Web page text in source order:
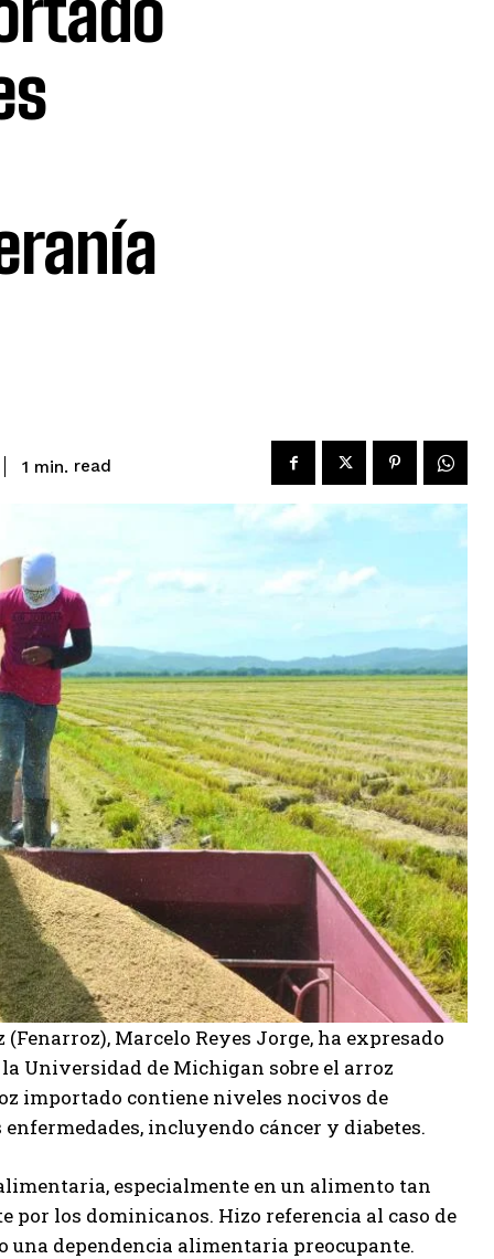
1 min. read
Marcelo Reyes Jorge, ha expresado
Universidad de Michigan sobre el arroz
importado contiene niveles nocivos de
incluyendo cáncer y diabetes.
especialmente en un alimento tan
los dominicanos. Hizo referencia al caso de
una dependencia alimentaria preocupante.